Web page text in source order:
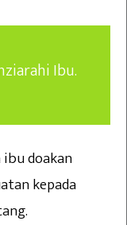
Ibu.
doakan
kepada